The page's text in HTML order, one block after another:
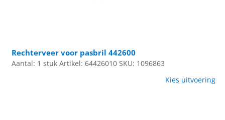
Rechterveer voor pasbril 442600
Aantal: 1 stuk Artikel: 64426010 SKU: 1096863
Kies uitvoering